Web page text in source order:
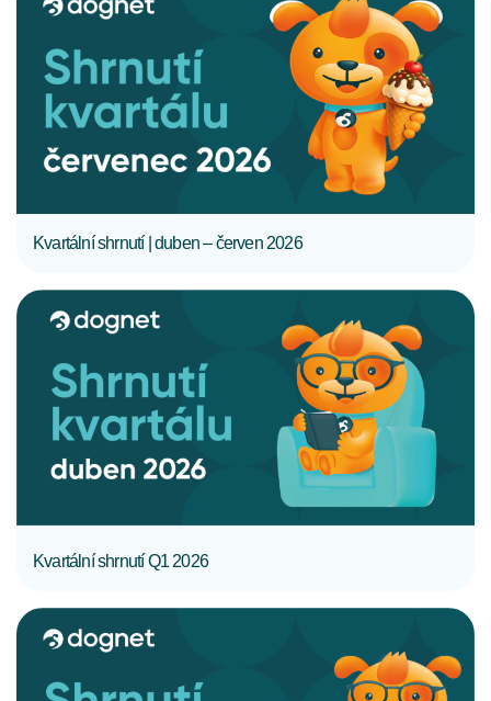
Kvartální shrnutí | duben – červen 2026
Kvartální shrnutí Q1 2026